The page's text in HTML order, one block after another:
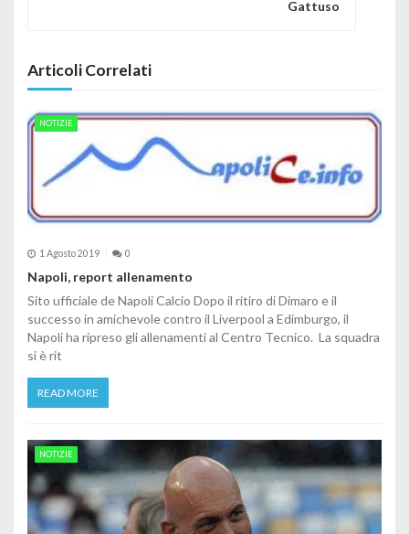
Gattuso
Articoli Correlati
NOTIZIE
1 Agosto 2019 0
Napoli, report allenamento
Sito ufficiale de Napoli Calcio Dopo il ritiro di Dimaro e il
successo in amichevole contro il Liverpool a Edimburgo, il
Napoli ha ripreso gli allenamenti al Centro Tecnico. La squadra
si è rit
READ MORE
NOTIZIE